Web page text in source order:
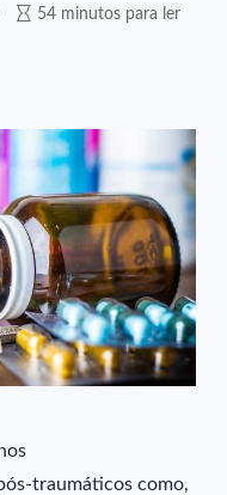
54 minutos para ler
traumáticos como,